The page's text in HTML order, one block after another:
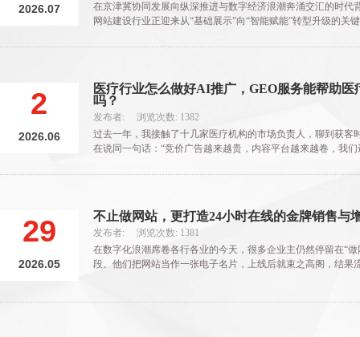
2026.07
在京津冀协同发展向纵深推进与数字经济浪潮奔涌交汇的时代
网站建设行业正迎来从“基础展示”向“智能赋能”转型升级的关
2
2026.06
医疗行业怎么做好AI推广，GEO服务能帮助医
吗？
发布者: 浏览次数: 1382
过去一年，我接触了十几家医疗机构的市场负责人，聊到获客
在说同一句话：“竞价广告越来越贵，内容平台越来越卷，我
29
2026.05
不止做网站，更打造24小时在线的金牌销售与
发布者: 浏览次数: 1381
在数字化浪潮席卷各行各业的今天，很多企业主仍然停留在“做
段。他们把网站当作一张电子名片，上线后就束之高阁，结果